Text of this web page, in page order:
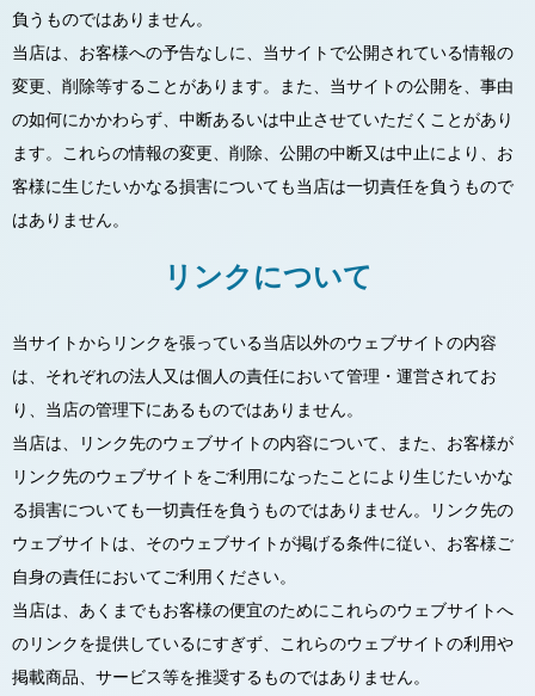
負うものではありません。
当店は、お客様への予告なしに、当サイトで公開されている情報の
変更、削除等することがあります。また、当サイトの公開を、事由
の如何にかかわらず、中断あるいは中止させていただくことがあり
ます。これらの情報の変更、削除、公開の中断又は中止により、お
客様に生じたいかなる損害についても当店は一切責任を負うもので
はありません。
リンクについて
当サイトからリンクを張っている当店以外のウェブサイトの内容
は、それぞれの法人又は個人の責任において管理・運営されてお
り、当店の管理下にあるものではありません。
当店は、リンク先のウェブサイトの内容について、また、お客様が
リンク先のウェブサイトをご利用になったことにより生じたいかな
る損害についても一切責任を負うものではありません。リンク先の
ウェブサイトは、そのウェブサイトが掲げる条件に従い、お客様ご
自身の責任においてご利用ください。
当店は、あくまでもお客様の便宜のためにこれらのウェブサイトへ
のリンクを提供しているにすぎず、これらのウェブサイトの利用や
掲載商品、サービス等を推奨するものではありません。